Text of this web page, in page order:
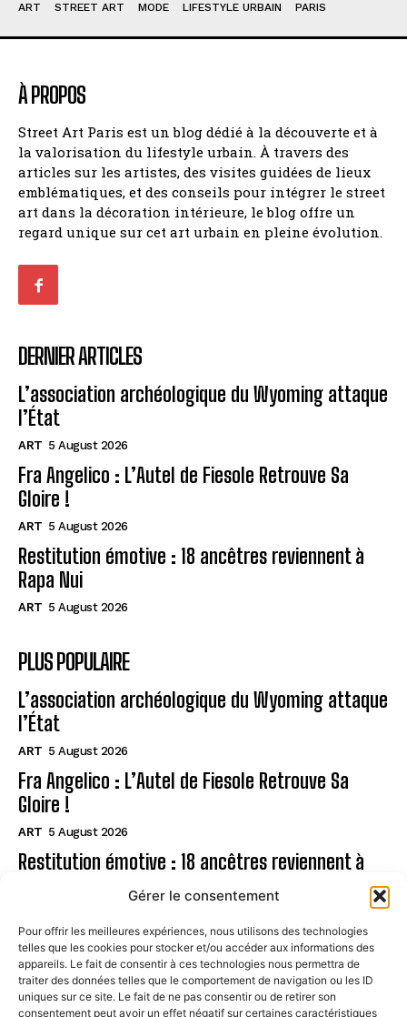
Gérer le consentement
Pour offrir les meilleures expériences, nous utilisons des technologies
telles que les cookies pour stocker et/ou accéder aux informations des
appareils. Le fait de consentir à ces technologies nous permettra de
traiter des données telles que le comportement de navigation ou les ID
uniques sur ce site. Le fait de ne pas consentir ou de retirer son
consentement peut avoir un effet négatif sur certaines caractéristiques
ART STREET ART MODE LIFESTYLE URBAIN PARIS
À PROPOS
Street Art Paris est un blog dédié à la découverte et à
la valorisation du lifestyle urbain. À travers des
articles sur les artistes, des visites guidées de lieux
emblématiques, et des conseils pour intégrer le street
art dans la décoration intérieure, le blog offre un
regard unique sur cet art urbain en pleine évolution.
DERNIER ARTICLES
L’association archéologique du Wyoming attaque
l’État
ART 5 August 2026
Fra Angelico : L’Autel de Fiesole Retrouve Sa
Gloire !
ART 5 August 2026
Restitution émotive : 18 ancêtres reviennent à
Rapa Nui
ART 5 August 2026
PLUS POPULAIRE
L’association archéologique du Wyoming attaque
l’État
ART 5 August 2026
Fra Angelico : L’Autel de Fiesole Retrouve Sa
Gloire !
ART 5 August 2026
Restitution émotive : 18 ancêtres reviennent à
Page
CONTACT